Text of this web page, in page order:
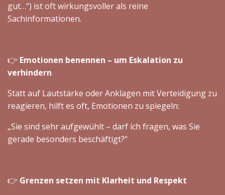
gut…“) ist oft wirkungsvoller als reine
Sachinformationen.
👉 Emotionen benennen – um Eskalation zu
verhindern
Statt auf Lautstärke oder Anklagen mit Verteidigung zu
reagieren, hilft es oft, Emotionen zu spiegeln:
„Sie sind sehr aufgewühlt – darf ich fragen, was Sie
gerade besonders beschäftigt?“
👉 Grenzen setzen mit Klarheit und Respekt